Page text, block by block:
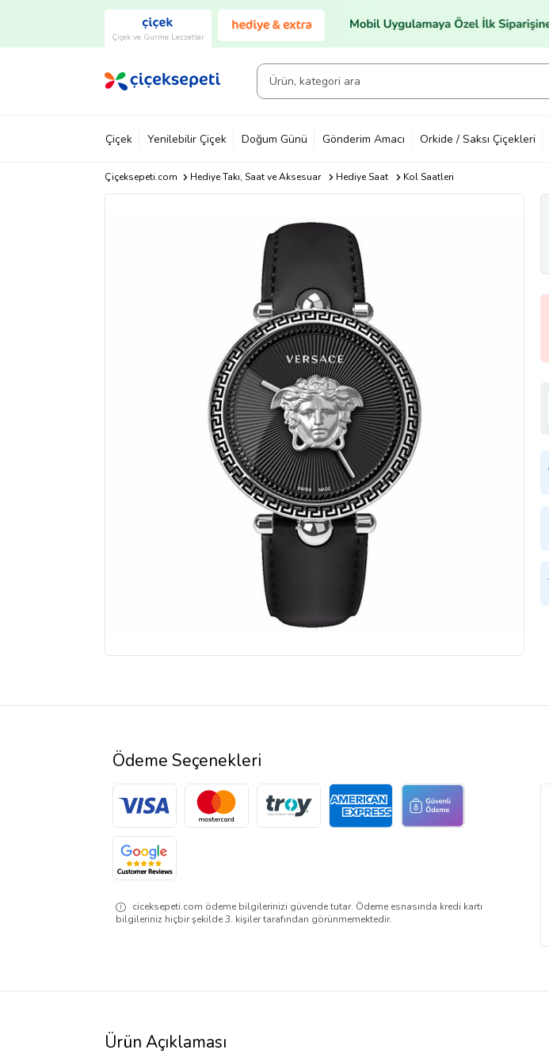
Çiçek ve Gurme Lezzetler
Çiçek Yenilebilir Çiçek Doğum Günü Gönderim Amacı Orkide / Saksı Çiçekleri
Çiçeksepeti.com Hediye Takı, Saat ve Aksesuar Hediye Saat Kol Saatleri
Ödeme Seçenekleri
ciceksepeti.com ödeme bilgilerinizi güvende tutar. Ödeme esnasında kredi kartı
bilgileriniz hiçbir şekilde 3. kişiler tarafından görünmemektedir.
Ürün Açıklaması